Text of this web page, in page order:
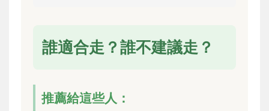
誰適合走？誰不建議走？
推薦給這些人：